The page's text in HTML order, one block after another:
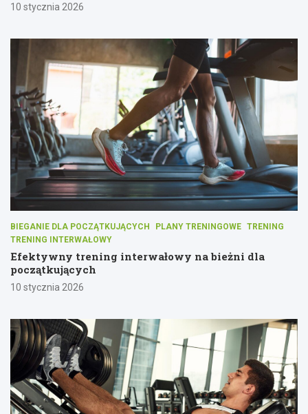
10 stycznia 2026
BIEGANIE DLA POCZĄTKUJĄCYCH PLANY TRENINGOWE TRENING
TRENING INTERWAŁOWY
Efektywny trening interwałowy na bieżni dla
początkujących
10 stycznia 2026